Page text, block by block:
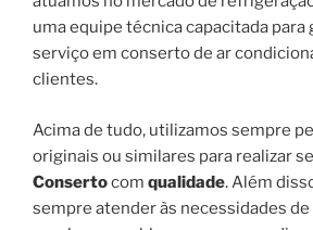
uma equipe técnica capacitada
serviço em conserto de ar
clientes.
Acima de tudo, utilizamos sempre
originais ou similares para realizar
Consertocom qualidade. Além
sempre atender às necessidades